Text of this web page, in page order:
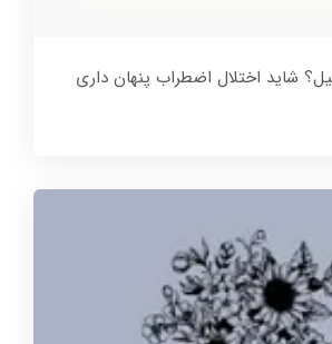
شاید اختلال اضطراب پنهان داری